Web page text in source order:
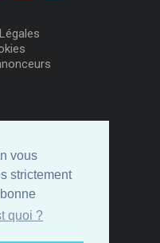
vous
strictement
quoi ?
marche